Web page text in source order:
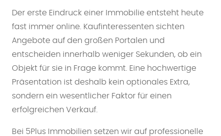
Der erste Eindruck einer Immobilie entsteht heute
fast immer online. Kaufinteressenten sichten
Angebote auf den großen Portalen und
entscheiden innerhalb weniger Sekunden, ob ein
Objekt für sie in Frage kommt. Eine hochwertige
Präsentation ist deshalb kein optionales Extra,
sondern ein wesentlicher Faktor für einen
erfolgreichen Verkauf.
Bei 5Plus Immobilien setzen wir auf professionelle